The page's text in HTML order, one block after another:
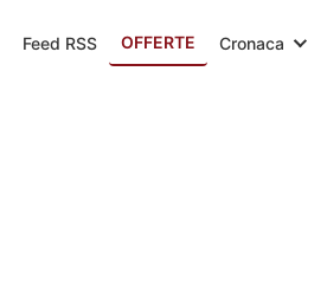
Feed RSS OFFERTE Cronaca